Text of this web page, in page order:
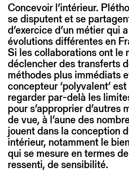
Concevoir l’intérieur.
se disputent et se
d’exercice d’un métier qui
évolutions différentes en
Si les collaborations ont le
déclencher des transferts
méthodes plus immédiats
concepteur ‘polyvalent’
regarder par-delà les
pour s’approprier d’autres
de vue, à l’aune des
jouent dans la conception
intérieur, notamment le
qui se mesure en termes
ressenti, de sensibilité.